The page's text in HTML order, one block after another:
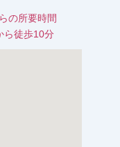
の所要時間
徒歩10分